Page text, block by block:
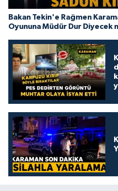
Bakan Tekin'e Rağmen
Oyununa Müdür Dur Diyecek